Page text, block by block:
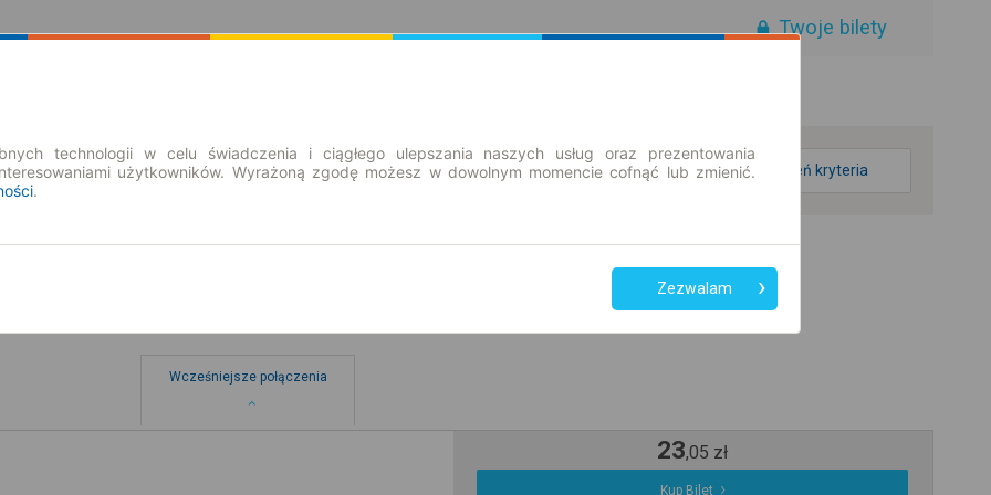
Twoje bilety
zmień kryteria
Wcześniejsze połączenia
23,05 zł
Kup Bilet
technologii w celu świadczenia i ciągłego ulepszania naszych usług oraz prezentowania
użytkowników. Wyrażoną zgodę możesz w dowolnym momencie cofnąć lub zmienić.
.
Zezwalam